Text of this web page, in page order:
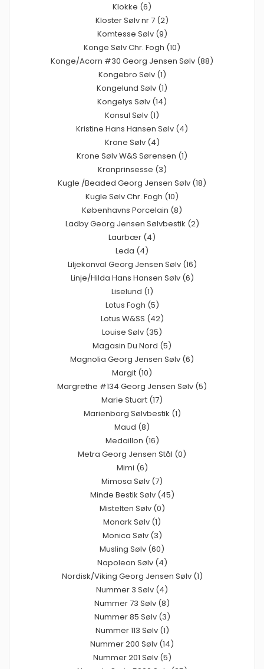
Klokke (6)
Kloster Sølv nr 7 (2)
Komtesse Sølv (9)
Konge Sølv Chr. Fogh (10)
Konge/Acorn #30 Georg Jensen Sølv (88)
Kongebro Sølv (1)
Kongelund Sølv (1)
Kongelys Sølv (14)
Konsul Sølv (1)
Kristine Hans Hansen Sølv (4)
Krone Sølv (4)
Krone Sølv W&S Sørensen (1)
Kronprinsesse (3)
Kugle /Beaded Georg Jensen Sølv (18)
Kugle Sølv Chr. Fogh (10)
Københavns Porcelain (8)
Ladby Georg Jensen Sølvbestik (2)
Laurbær (4)
Leda (4)
Liljekonval Georg Jensen Sølv (16)
Linje/Hilda Hans Hansen Sølv (6)
Liselund (1)
Lotus Fogh (5)
Lotus W&SS (42)
Louise Sølv (35)
Magasin Du Nord (5)
Magnolia Georg Jensen Sølv (6)
Margit (10)
Margrethe #134 Georg Jensen Sølv (5)
Marie Stuart (17)
Marienborg Sølvbestik (1)
Maud (8)
Medaillon (16)
Metra Georg Jensen Stål (0)
Mimi (6)
Mimosa Sølv (7)
Minde Bestik Sølv (45)
Mistelten Sølv (0)
Monark Sølv (1)
Monica Sølv (3)
Musling Sølv (60)
Napoleon Sølv (4)
Nordisk/Viking Georg Jensen Sølv (1)
Nummer 3 Sølv (4)
Nummer 73 Sølv (8)
Nummer 85 Sølv (3)
Nummer 113 Sølv (1)
Nummer 200 Sølv (14)
Nummer 201 Sølv (5)